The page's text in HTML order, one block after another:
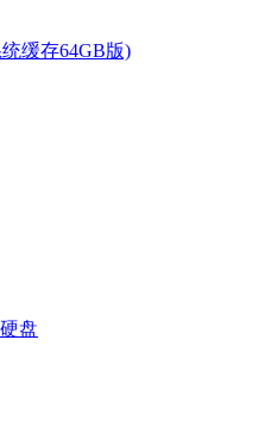
统缓存64GB版)
盘